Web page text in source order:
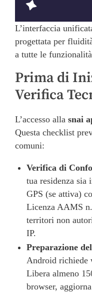
L’interfaccia
progettata per
a tutte le
Prima di
Verifica
L’accesso alla snai
Questa checklist
comuni:
Verifica di
tua residenza sia
GPS (se attiva)
Licenza AAMS
territori non
IP.
Preparazione
Android richiede
Libera almeno
browser,